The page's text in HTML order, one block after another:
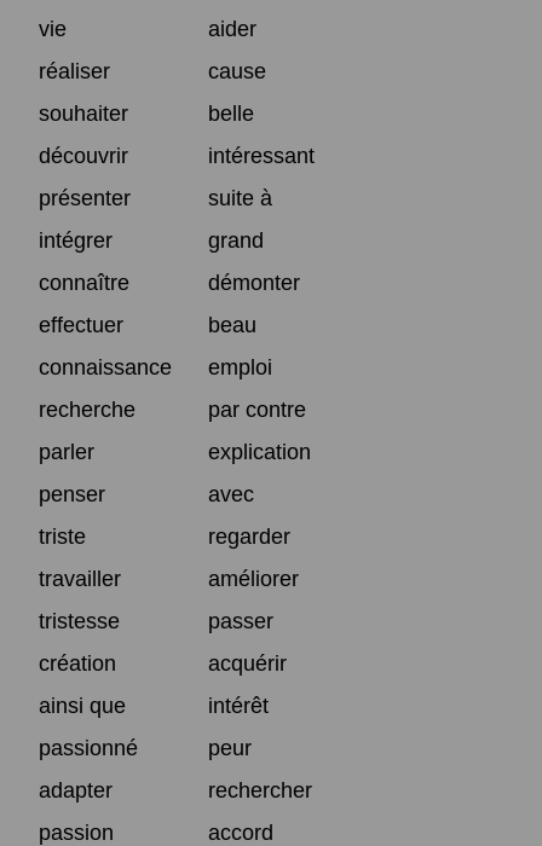
vie
aider
réaliser
cause
souhaiter
belle
découvrir
intéressant
présenter
suite à
intégrer
grand
connaître
démonter
effectuer
beau
connaissance
emploi
recherche
par contre
parler
explication
penser
avec
triste
regarder
travailler
améliorer
tristesse
passer
création
acquérir
ainsi que
intérêt
passionné
peur
adapter
rechercher
passion
accord